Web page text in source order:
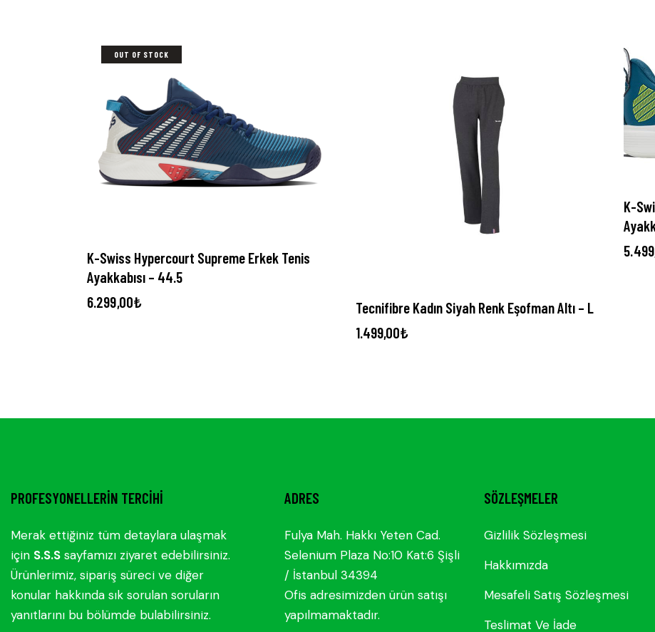
OUT OF STOCK
K-Swiss Hypercourt Supreme Erkek Tenis
Ayakkabısı – 44.5
6.299,00₺
Tecnifibre Kadın Siyah Renk Eşofman Altı – L
1.499,00₺
K-
PROFESYONELLERIN TERCIHI
Merak ettiğiniz tüm detaylara ulaşmak
için S.S.S sayfamızı ziyaret edebilirsiniz.
Ürünlerimiz, sipariş süreci ve diğer
konular hakkında sık sorulan soruların
yanıtlarını bu bölümde bulabilirsiniz.
ADRES
Fulya Mah. Hakkı Yeten Cad.
Selenium Plaza No:10 Kat:6 Şişli
/ İstanbul 34394
Ofis adresimizden ürün satışı
yapılmamaktadır.
SÖZLEŞMELER
Gizlilik Sözleşmesi
Hakkımızda
Mesafeli Satış Sözleşmesi
Teslimat Ve İade